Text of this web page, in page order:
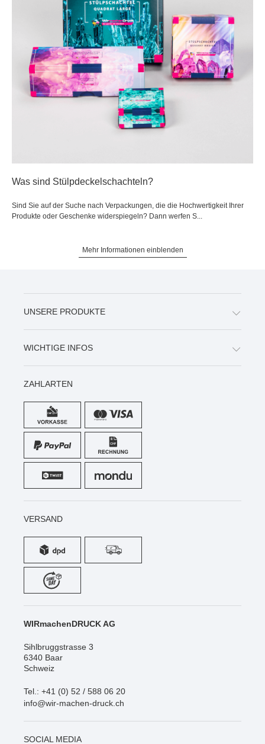
Was sind Stülpdeckelschachteln?
Sind Sie auf der Suche nach Verpackungen, die die Hochwertigkeit Ihrer
Produkte oder Geschenke widerspiegeln? Dann werfen S...
Mehr Informationen einblenden
UNSERE PRODUKTE
WICHTIGE INFOS
ZAHLARTEN
VERSAND
WIRmachenDRUCK AG
Sihlbruggstrasse 3
6340 Baar
Schweiz
Tel.: +41 (0) 52 / 588 06 20
info@wir-machen-druck.ch
SOCIAL MEDIA